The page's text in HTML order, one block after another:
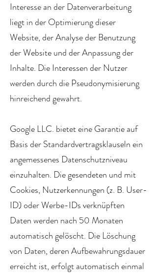
Interesse an der Datenverarbeitung
liegt in der Optimierung dieser
Website, der Analyse der Benutzung
der Website und der Anpassung der
Inhalte. Die Interessen der Nutzer
werden durch die Pseudonymisierung
hinreichend gewahrt.
Google LLC. bietet eine Garantie auf
Basis der Standardvertragsklauseln ein
angemessenes Datenschutzniveau
einzuhalten. Die gesendeten und mit
Cookies, Nutzerkennungen (z. B. User-
ID) oder Werbe-IDs verknüpften
Daten werden nach 50 Monaten
automatisch gelöscht. Die Löschung
von Daten, deren Aufbewahrungsdauer
erreicht ist, erfolgt automatisch einmal